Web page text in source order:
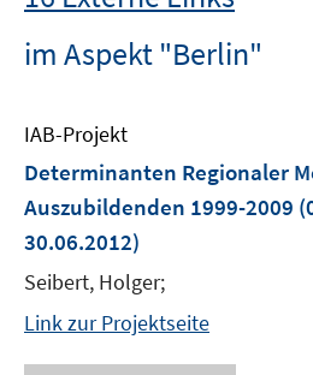
im Aspekt "Berlin"
IAB-Projekt
Determinanten Regionaler
Auszubildenden 1999-2009
30.06.2012)
Seibert, Holger;
Link zur Projektseite